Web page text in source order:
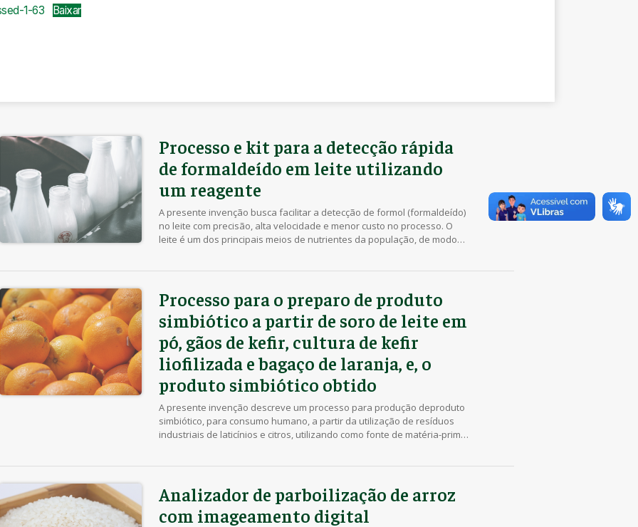
1-63 Baixar
Processo e kit para a detecção rápida
de formaldeído em leite utilizando
um reagente
A presente invenção busca facilitar a detecção de formol (formaldeído)
no leite com precisão, alta velocidade e menor custo no processo. O
leite é um dos principais meios de nutrientes da população, de modo
Processo para o preparo de produto
simbiótico a partir de soro de leite em
pó, gãos de kefir, cultura de kefir
liofilizada e bagaço de laranja, e, o
produto simbiótico obtido
A presente invenção descreve um processo para produção deproduto
simbiótico, para consumo humano, a partir da utilização de resíduos
industriais de laticínios e citros, utilizando como fonte de matéria-prima
Analizador de parboilização de arroz
com imageamento digital